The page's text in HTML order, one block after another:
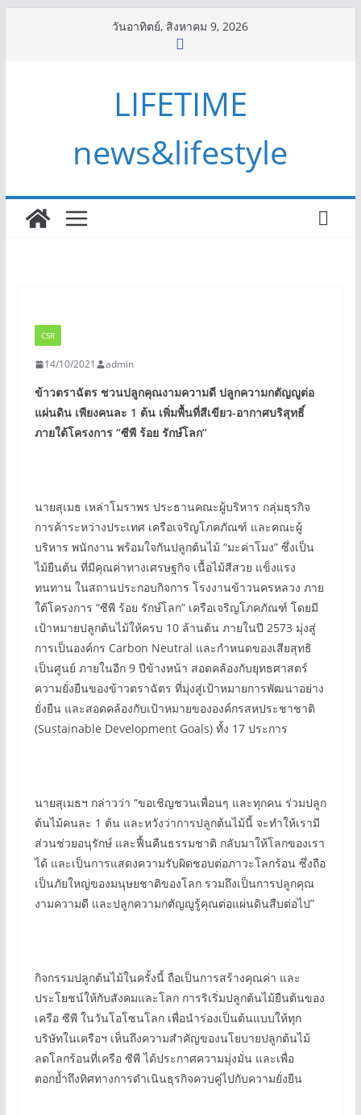
วันอาทิตย์, สิงหาคม 9, 2026
LIFETIME
news&lifestyle
CSR
14/10/2021 admin
ข้าวตราฉัตร ชวนปลูกคุณงามความดี ปลูกความกตัญญูต่อ
แผ่นดิน เพียงคนละ 1 ต้น เพิ่มพื้นที่สีเขียว-อากาศบริสุทธิ์
ภายใต้โครงการ “ซีพี ร้อย รักษ์โลก”
นายสุเมธ เหล่าโมราพร ประธานคณะผู้บริหาร กลุ่มธุรกิจ
การค้าระหว่างประเทศ เครือเจริญโภคภัณฑ์ และคณะผู้
บริหาร พนักงาน พร้อมใจกันปลูกต้นไม้ “มะค่าโมง” ซึ่งเป็น
ไม้ยืนต้น ที่มีคุณค่าทางเศรษฐกิจ เนื้อไม้สีสวย แข็งแรง
ทนทาน ในสถานประกอบกิจการ โรงงานข้าวนครหลวง ภาย
ใต้โครงการ “ซีพี ร้อย รักษ์โลก” เครือเจริญโภคภัณฑ์ โดยมี
เป้าหมายปลูกต้นไม้ให้ครบ 10 ล้านต้น ภายในปี 2573 มุ่งสู่
การเป็นองค์กร Carbon Neutral และกำหนดของเสียสุทธิ
เป็นศูนย์ ภายในอีก 9 ปีข้างหน้า สอดคล้องกับยุทธศาสตร์
ความยั่งยืนของข้าวตราฉัตร ที่มุ่งสู่เป้าหมายการพัฒนาอย่าง
ยั่งยืน และสอดคล้องกับเป้าหมายขององค์กรสหประชาชาติ
(Sustainable Development Goals) ทั้ง 17 ประการ
นายสุเมธฯ กล่าวว่า “ขอเชิญชวนเพื่อนๆ และทุกคน ร่วมปลูก
ต้นไม้คนละ 1 ต้น และหวังว่าการปลูกต้นไม้นี้ จะทำให้เรามี
ส่วนช่วยอนุรักษ์ และฟื้นคืนธรรมชาติ กลับมาให้โลกของเรา
ได้ และเป็นการแสดงความรับผิดชอบต่อภาวะโลกร้อน ซึ่งถือ
เป็นภัยใหญ่ของมนุษยชาติของโลก รวมถึงเป็นการปลูกคุณ
งามความดี และปลูกความกตัญญูรู้คุณต่อแผ่นดินสืบต่อไป”
กิจกรรมปลูกต้นไม้ในครั้งนี้ ถือเป็นการสร้างคุณค่า และ
ประโยชน์ให้กับสังคมและโลก การริเริ่มปลูกต้นไม้ยืนต้นของ
เครือ ซีพี ในวันโอโซนโลก เพื่อนำร่องเป็นต้นแบบให้ทุก
บริษัทในเครือฯ เห็นถึงความสำคัญของนโยบายปลูกต้นไม้
ลดโลกร้อนที่เครือ ซีพี ได้ประกาศความมุ่งมั่น และเพื่อ
ตอกย้ำถึงทิศทางการดำเนินธุรกิจควบคู่ไปกับความยั่งยืน